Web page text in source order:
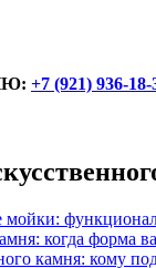
+7 (921) 936-18-
мойки:
когда форма
камня: кому